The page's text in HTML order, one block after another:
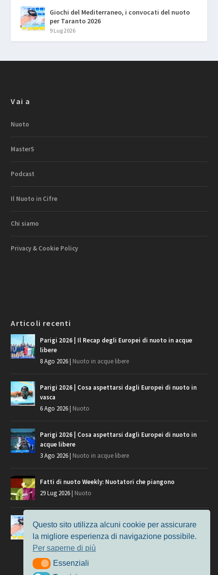
Giochi del Mediterraneo, i convocati del nuoto
per Taranto 2026
9 Lug 2026
Vai a
Nuoto
MasterS
Podcast
Il Nuoto in Cifre
Chi siamo
Privacy & Cookie Policy
Articoli recenti
Parigi 2026 | Il Recap degli Europei di nuoto in acque
libere
8 Ago 2026| Nuoto in acque libere
Parigi 2026 | Cosa aspettarsi dagli Europei di nuoto in
vasca
6 Ago 2026| Nuoto
Parigi 2026 | Cosa aspettarsi dagli Europei di nuoto in
acque libere
3 Ago 2026| Nuoto in acque libere
Fatti di nuoto Weekly: Nuotatori che piangono
29 Lug 2026| Nuoto
Giochi del Mediterraneo, i convocati del nuoto per
9 Lug 2026
Nuoto
Questo sito utilizza alcuni cookie per assicurare
la migliore esperienza di navigazione possibile.
Per saperne di più
EssenzialiEssenziali